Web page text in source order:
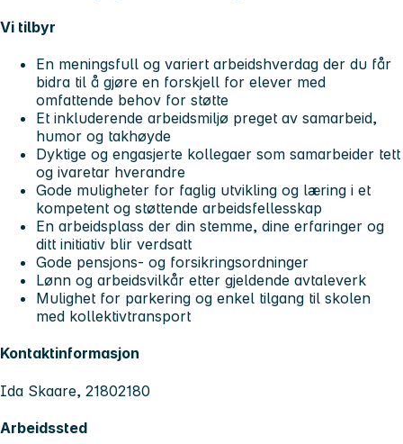
Vi tilbyr
En meningsfull og variert arbeidshverdag der du får
bidra til å gjøre en forskjell for elever med
omfattende behov for støtte
Et inkluderende arbeidsmiljø preget av samarbeid,
humor og takhøyde
Dyktige og engasjerte kollegaer som samarbeider tett
og ivaretar hverandre
Gode muligheter for faglig utvikling og læring i et
kompetent og støttende arbeidsfellesskap
En arbeidsplass der din stemme, dine erfaringer og
ditt initiativ blir verdsatt
Gode pensjons- og forsikringsordninger
Lønn og arbeidsvilkår etter gjeldende avtaleverk
Mulighet for parkering og enkel tilgang til skolen
med kollektivtransport
Kontaktinformasjon
Ida Skaare, 21802180
Arbeidssted